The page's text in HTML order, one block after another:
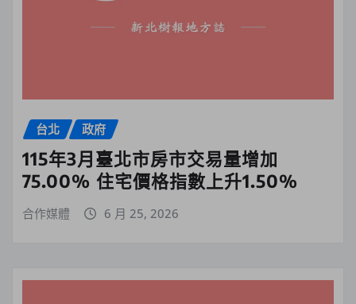
台北 政府
115年3月臺北市房市交易量增加
75.00% 住宅價格指數上升1.50%
合作媒體 6 月 25, 2026